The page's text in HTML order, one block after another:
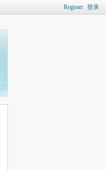
Register 登录